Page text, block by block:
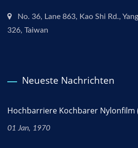
No. 36, Lane 863, Kao Shi Rd.,
326, Taiwan
Neueste Nachrichten
Hochbarriere Kochbarer Nylonfilm
01 Jan, 1970